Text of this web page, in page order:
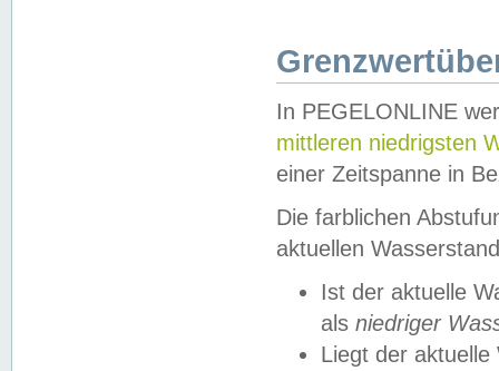
In PEGELONLINE
mittleren niedrigsten
einer Zeitspanne in
Die farblichen
aktuellen
Ist der aktuelle
als niedriger
Liegt der